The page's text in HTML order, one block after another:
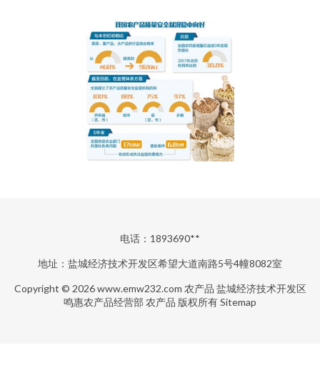
电话：1893690**
地址：盐城经济技术开发区希望大道南路5号4幢8082室
Copyright © 2026www.emw232.com 农产品 盐城经济技术开发区
鸣惠农产品经营部 农产品 版权所有Sitemap